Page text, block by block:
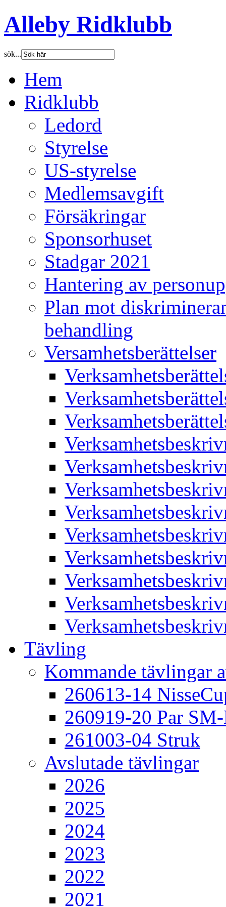
Alleby Ridklubb
sök...
Hem
Ridklubb
Ledord
Styrelse
US-styrelse
Medlemsavgift
Försäkringar
Sponsorhuset
Stadgar 2021
Hantering av
Plan mot
behandling
Versamhetsberättelser
Tävling
Kommande tävlingar
260613-14
260919-20 Par
261003-04 Struk
Avslutade tävlingar
2026
2025
2024
2023
2022
2021